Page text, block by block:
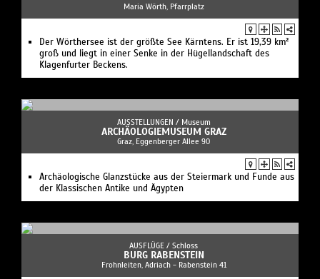
Archäologische Glanzstücke aus der Steiermark und Funde aus
BURG RABENSTEIN
Frohnleiten, Adriach - Rabenstein 41
Auf einem steilen Felssporn hoch über dem Murtal erhebt sich
die knapp 900 Jahre alte Burg Rabenstein.
VOLKSKUNDEMUSEUM GRAZ
Graz, Paulustorgasse 11-13a
einzigartige Volkskunst-Sammlung hauptsächlich aus der